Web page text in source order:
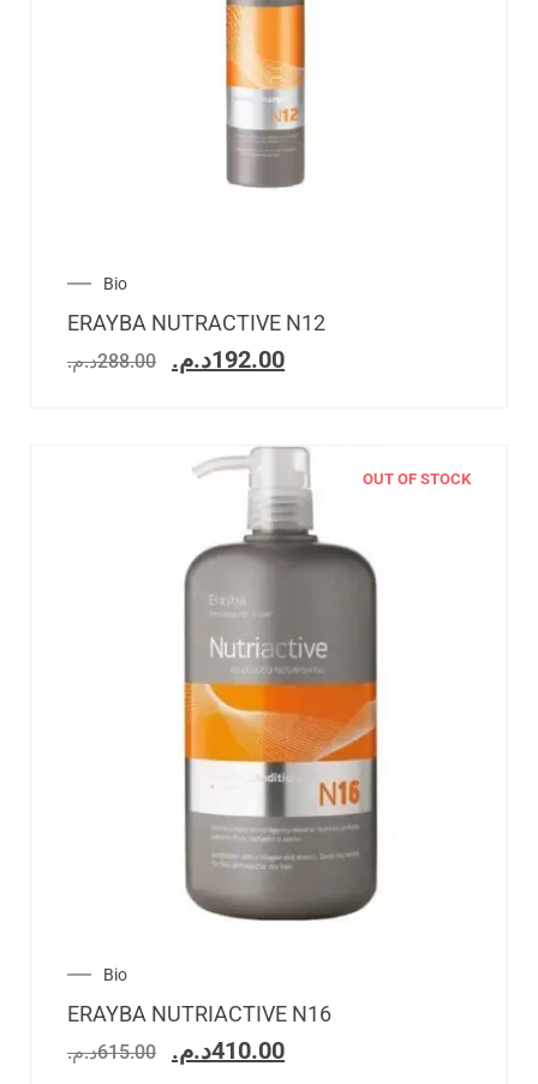
Bio
ERAYBA NUTRACTIVE N12
288.00د.م. 192.00د.م.
OUT OF STOCK
Bio
ERAYBA NUTRIACTIVE N16
615.00د.م. 410.00د.م.